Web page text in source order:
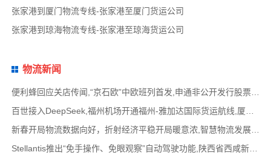
张家港到厦门物流专线-张家港至厦门货运公司
张家港到琼海物流专线-张家港至琼海货运公司
物流新闻
便利蜂回应关店传闻,“京石欧”中欧班列首发,申通非公开发行股票方案失效,老挝中通和老挝
百世接入DeepSeek,福州机场开通福州-雅加达国际货运航线,厦门拟立法保障网约配送员劳动权益
新春开局物流数据向好，折射经济平稳开局暖意浓,智慧物流发展迅猛，新一代信息技术深度融
Stellantis推出“免手操作、免眼观察”自动驾驶功能,陕西省西咸新区公示首批智能网联道路测试